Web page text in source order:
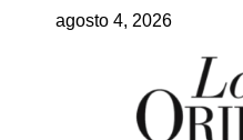
agosto 4, 2026